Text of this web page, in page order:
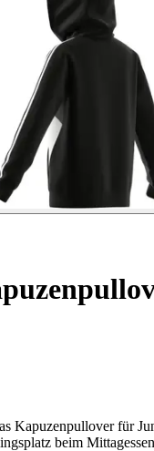
Kapuzenpullover für
beim